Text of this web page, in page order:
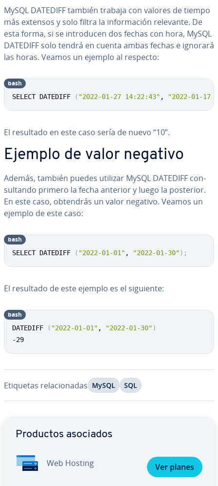
MySQL DATEDIFF también trabaja con valores de tiempo
más extensos y solo filtra la in­fo­r­ma­ción relevante. De
esta forma, si se in­tro­du­cen dos fechas con hora, MySQL
DATEDIFF solo tendrá en cuenta ambas fechas e ignorará
las horas. Veamos un ejemplo al respecto:
SELECT DATEDIFF ( "2022-01-27 14:22:43" , "2022-01-17
bash
El resultado en este caso sería de nuevo “10”.
Ejemplo de valor negativo
Además, también puedes utilizar MySQL DATEDIFF co­n­
su­l­ta­n­do primero la fecha anterior y luego la posterior.
En este caso, obtendrás un valor negativo. Veamos un
ejemplo de este caso:
SELECT DATEDIFF ( "2022-01-01" , "2022-01-30") ;
bash
El resultado de este ejemplo es el siguiente:
DATEDIFF ( "2022-01-01" , "2022-01-30")
-29
bash
Etiquetas re­la­cio­na­das MySQL SQL
Productos asociados
Web Hosting Ver planes